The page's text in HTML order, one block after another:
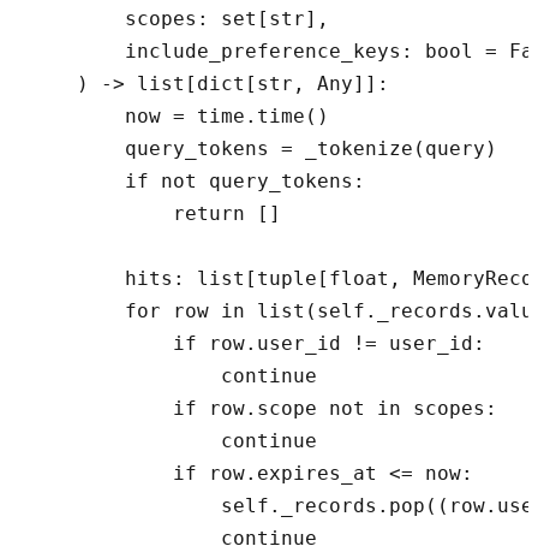
        scopes: set[str],
include_preference_keys: bool =
    ) -> list[dict[str, Any]]:
        now = time.time()
        query_tokens = _tokenize(query)
        if not query_tokens:
            return []
hits: list[tuple[float,
for row in
            if row.user_id != user_id:
                continue
            if row.scope not in scopes:
                continue
            if row.expires_at <= now:
                continue